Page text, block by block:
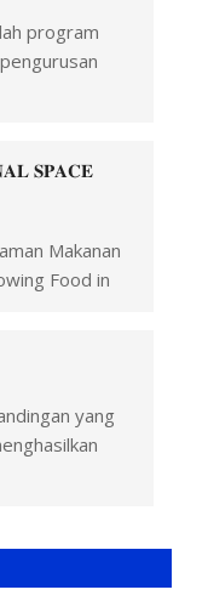
program
𝐒𝐏𝐀𝐂𝐄
Makanan
Food in
yang